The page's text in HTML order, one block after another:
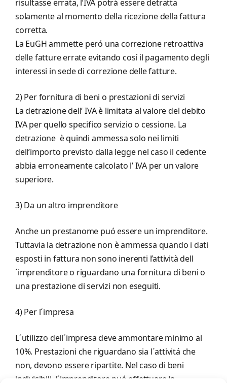
risultasse errata, l’IVA potrá essere detratta
solamente al momento della ricezione della fattura
corretta.
La EuGH ammette peró una correzione retroattiva
delle fatture errate evitando cosí il pagamento degli
interessi in sede di correzione delle fatture.
2) Per fornitura di beni o prestazioni di servizi
La detrazione dell’ IVA è limitata al valore del debito
IVA per quello specifico servizio o cessione. La
detrazione è quindi ammessa solo nei limiti
dell’importo previsto dalla legge nel caso il cedente
abbia erroneamente calcolato l’ IVA per un valore
superiore.
3) Da un altro imprenditore
Anche un prestanome puó essere un imprenditore.
Tuttavia la detrazione non è ammessa quando i dati
esposti in fattura non sono inerenti l’attività dell
´imprenditore o riguardano una fornitura di beni o
una prestazione di servizi non eseguiti.
4) Per l´impresa
L´utilizzo dell´impresa deve ammontare minimo al
10%. Prestazioni che riguardano sia l´attivitá che
non, devono essere ripartite. Nel caso di beni
indivisibili, l´imprenditore puó effettuare la